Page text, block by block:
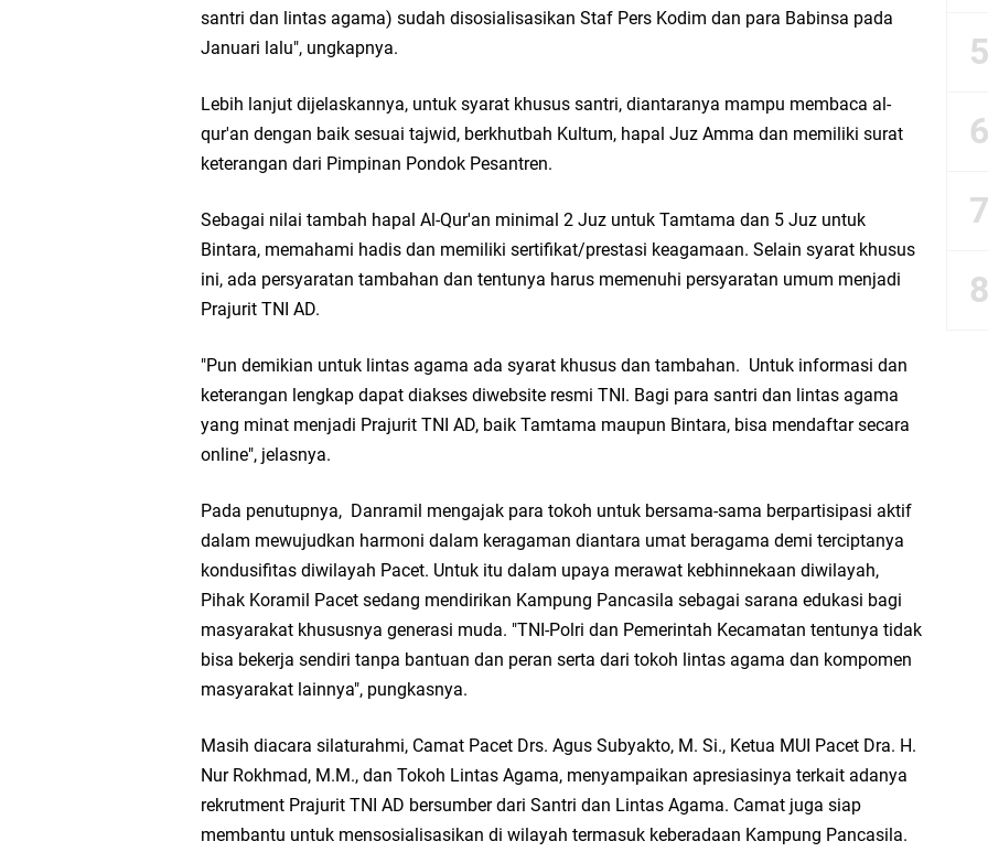
Zakat Produktif Dorong Kemandirian UMKM, LAZISNU Kedamean Bantu Kembangkan Warung Bu
Karang Taruna Gresik Perkuat Ekonomi Lewat Pemanfaatan Gedung C Islamic Center
Takmir Masjid KH Robbach Ma’sum Gelar Penyembelihan Hewan Qurban dari Bupati & Kepala
Gresik
Ponpes Himmatul Khoiriyah Gelar Penyembelihan Hewan Qurban dari Keluarga Besar dr. Titin Ekowati
Wates Husada Balongpanggang
santri dan lintas agama) sudah disosialisasikan Staf Pers Kodim dan para Babinsa pada
Januari lalu", ungkapnya.
Lebih lanjut dijelaskannya, untuk syarat khusus santri, diantaranya mampu membaca al-
qur'an dengan baik sesuai tajwid, berkhutbah Kultum, hapal Juz Amma dan memiliki surat
keterangan dari Pimpinan Pondok Pesantren.
Sebagai nilai tambah hapal Al-Qur'an minimal 2 Juz untuk Tamtama dan 5 Juz untuk
Bintara, memahami hadis dan memiliki sertifikat/prestasi keagamaan. Selain syarat khusus
ini, ada persyaratan tambahan dan tentunya harus memenuhi persyaratan umum menjadi
Prajurit TNI AD.
"Pun demikian untuk lintas agama ada syarat khusus dan tambahan. Untuk informasi dan
keterangan lengkap dapat diakses diwebsite resmi TNI. Bagi para santri dan lintas agama
yang minat menjadi Prajurit TNI AD, baik Tamtama maupun Bintara, bisa mendaftar secara
online", jelasnya.
Pada penutupnya, Danramil mengajak para tokoh untuk bersama-sama berpartisipasi aktif
dalam mewujudkan harmoni dalam keragaman diantara umat beragama demi terciptanya
kondusifitas diwilayah Pacet. Untuk itu dalam upaya merawat kebhinnekaan diwilayah,
Pihak Koramil Pacet sedang mendirikan Kampung Pancasila sebagai sarana edukasi bagi
masyarakat khususnya generasi muda. "TNI-Polri dan Pemerintah Kecamatan tentunya tidak
bisa bekerja sendiri tanpa bantuan dan peran serta dari tokoh lintas agama dan kompomen
masyarakat lainnya", pungkasnya.
Masih diacara silaturahmi, Camat Pacet Drs. Agus Subyakto, M. Si., Ketua MUI Pacet Dra. H.
Nur Rokhmad, M.M., dan Tokoh Lintas Agama, menyampaikan apresiasinya terkait adanya
rekrutment Prajurit TNI AD bersumber dari Santri dan Lintas Agama. Camat juga siap
membantu untuk mensosialisasikan di wilayah termasuk keberadaan Kampung Pancasila.